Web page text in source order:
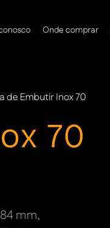
Onde comprar
de Embutir Inox 70
70
mm,